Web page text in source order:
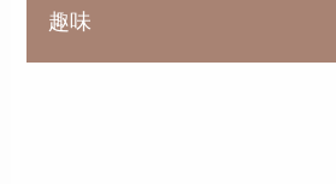
趣味